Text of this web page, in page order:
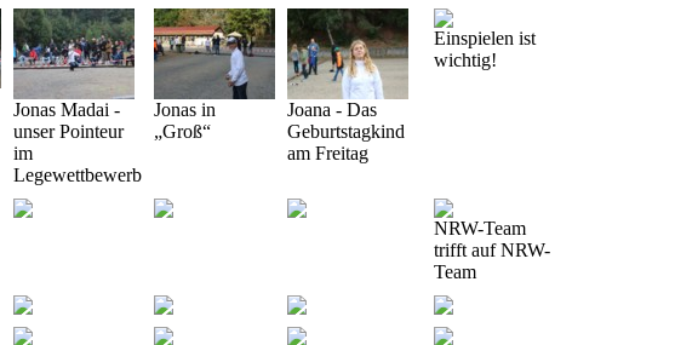
Jonas Madai -
unser Pointeur
im
Legewettbewerb
Jonas in
„Groß“
Joana - Das
Geburtstagkind
am Freitag
Einspielen ist
wichtig!
NRW-Team
trifft auf NRW-
Team